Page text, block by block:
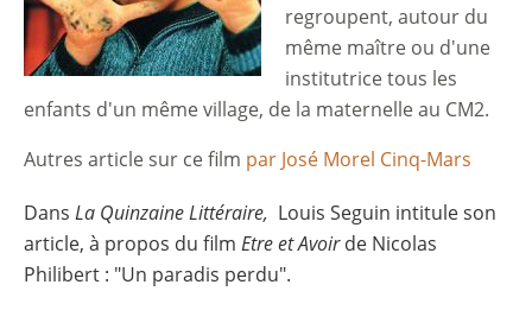
regroupent, autour du
même maître ou d'une
institutrice tous les
enfants d'un même village, de la maternelle au CM2.
Autres article sur ce film par José Morel Cinq-Mars
Dans La Quinzaine Littéraire, Louis Seguin intitule son
article, à propos du film Etre et Avoirde Nicolas
Philibert : "Un paradis perdu".